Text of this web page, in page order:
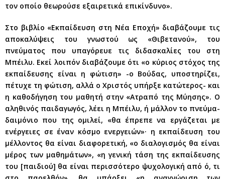
τον οποίο θεωρούσε εξαιρετικά επικίνδυνο».
Στο βιβλίο «Εκπαίδευση στη Νέα Εποχή» διαβάζουμε τις
αποκαλύψεις του γνωστού ως «Θιβετανού», του
πνεύματος που υπαγόρευε τις διδασκαλίες του στη
Μπέιλυ. Εκεί λοιπόν διαβάζουμε ότι «ο κύριος στόχος της
εκπαίδευσης είναι η φώτιση» -ο Βούδας, υποστηρίζει,
πέτυχε τη φώτιση, αλλά ο Χριστός υπήρξε κατώτερος- και
η καθοδήγηση του μαθητή στην «Ατραπό της Μύησης». Ο
αληθινός παιδαγωγός, λέει η Μπέιλυ, ή μάλλον το πνεύμα-
δαιμόνιο που της ομιλεί, «θα έπρεπε να εργάζεται με
ενέργειες σε έναν κόσμο ενεργειών»· η εκπαίδευση του
μέλλοντος θα είναι διαφορετική, «ο διαλογισμός θα είναι
μέρος των μαθημάτων», «η γενική τάση της εκπαίδευσης
του [παιδιού] θα είναι περισσότερο ψυχολογική από ό, τι